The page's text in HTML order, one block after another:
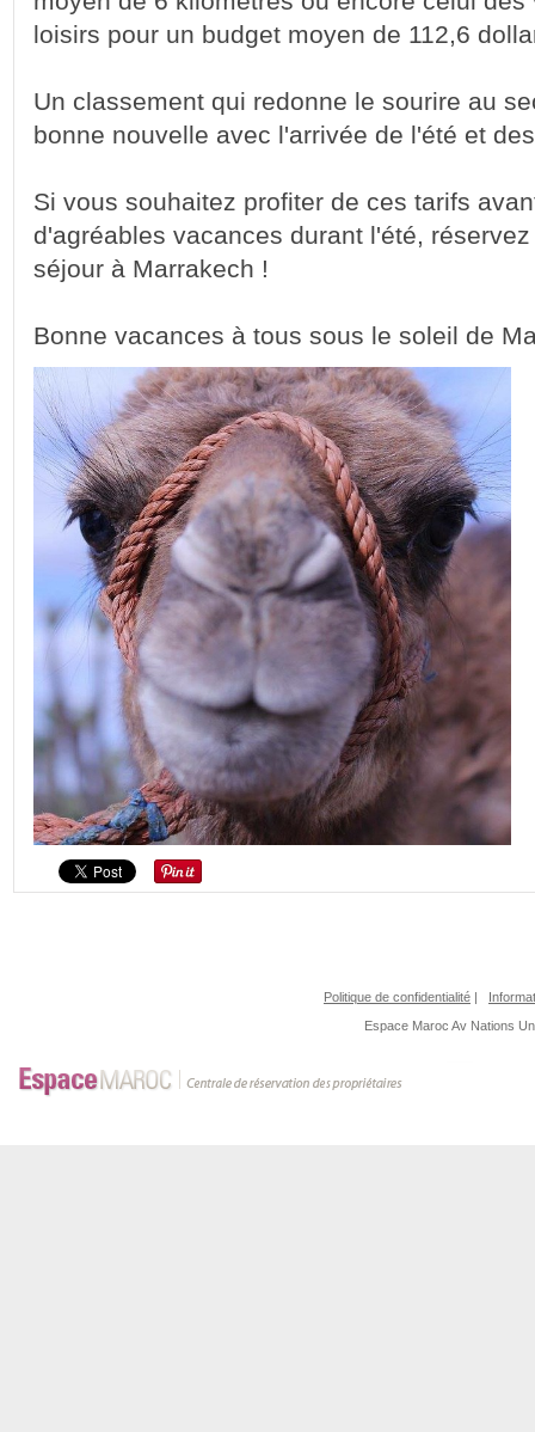
loisirs pour un budget moyen de 112,6
Un classement qui redonne le sourire au
bonne nouvelle avec l'arrivée de l'été et
Si vous souhaitez profiter de ces tarifs
d'agréables vacances durant l'été,
séjour à Marrakech !
Bonne vacances à tous sous le soleil de
Politique de confidentialité |
Espace Maroc Av Nations